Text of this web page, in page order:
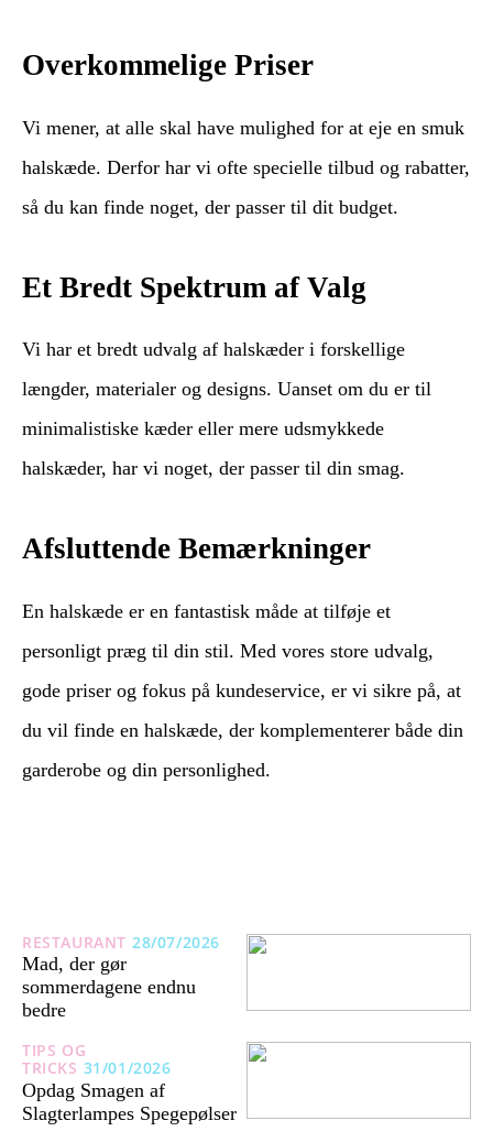
Overkommelige Priser
Vi mener, at alle skal have mulighed for at eje en smuk
halskæde. Derfor har vi ofte specielle tilbud og rabatter,
så du kan finde noget, der passer til dit budget.
Et Bredt Spektrum af Valg
Vi har et bredt udvalg af halskæder i forskellige
længder, materialer og designs. Uanset om du er til
minimalistiske kæder eller mere udsmykkede
halskæder, har vi noget, der passer til din smag.
Afsluttende Bemærkninger
En halskæde er en fantastisk måde at tilføje et
personligt præg til din stil. Med vores store udvalg,
gode priser og fokus på kundeservice, er vi sikre på, at
du vil finde en halskæde, der komplementerer både din
garderobe og din personlighed.
RESTAURANT 28/07/2026
Mad, der gør
sommerdagene endnu
bedre
TIPS OG
TRICKS 31/01/2026
Opdag Smagen af
Slagterlampes Spegepølser